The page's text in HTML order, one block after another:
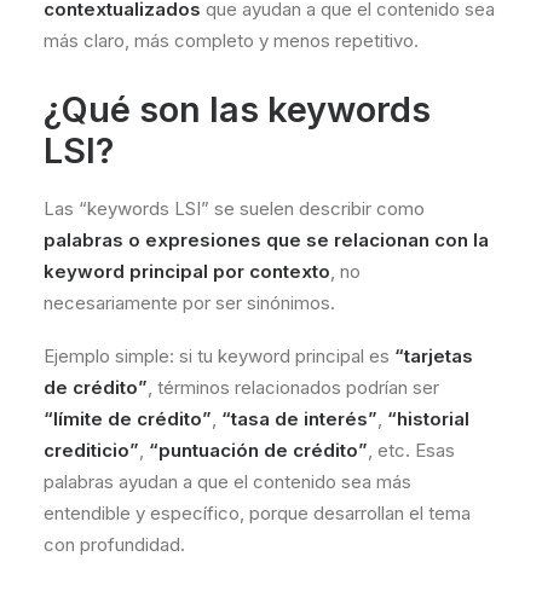
contextualizados que ayudan a que el contenido sea
más claro, más completo y menos repetitivo.
¿Qué son las keywords
LSI?
Las “keywords LSI” se suelen describir como
palabras o expresiones que se relacionan con la
keyword principal por contexto, no
necesariamente por ser sinónimos.
Ejemplo simple: si tu keyword principal es “tarjetas
de crédito”, términos relacionados podrían ser
“límite de crédito”, “tasa de interés”, “historial
crediticio”, “puntuación de crédito”, etc. Esas
palabras ayudan a que el contenido sea más
entendible y específico, porque desarrollan el tema
con profundidad.